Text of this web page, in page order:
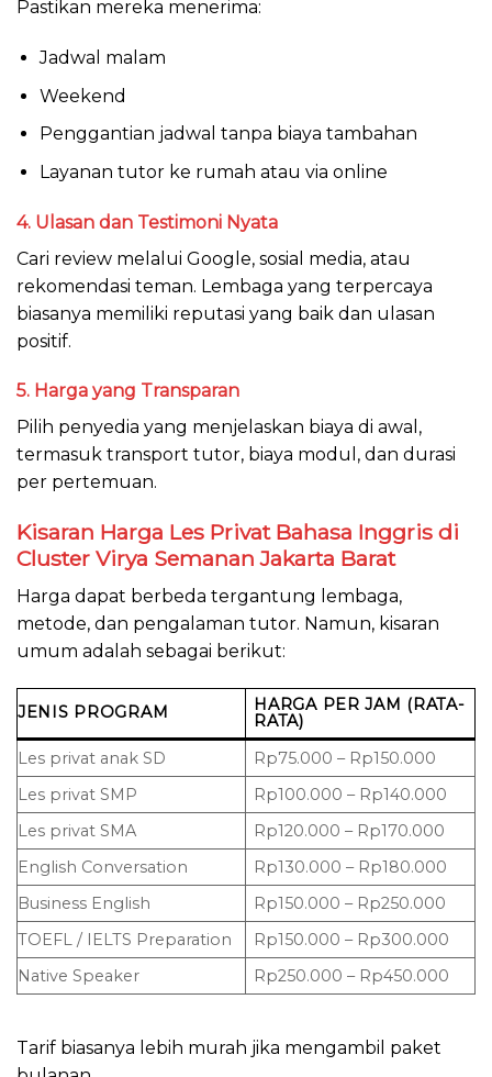
Pastikan mereka menerima:
Jadwal malam
Weekend
Penggantian jadwal tanpa biaya tambahan
Layanan tutor ke rumah atau via online
4. Ulasan dan Testimoni Nyata
Cari review melalui Google, sosial media, atau
rekomendasi teman. Lembaga yang terpercaya
biasanya memiliki reputasi yang baik dan ulasan
positif.
5. Harga yang Transparan
Pilih penyedia yang menjelaskan biaya di awal,
termasuk transport tutor, biaya modul, dan durasi
per pertemuan.
Kisaran Harga Les Privat Bahasa Inggris di
Cluster Virya Semanan Jakarta Barat
Harga dapat berbeda tergantung lembaga,
metode, dan pengalaman tutor. Namun, kisaran
umum adalah sebagai berikut:
JENIS PROGRAM
HARGA PER JAM (RATA-
RATA)
Les privat anak SD
Rp75.000 – Rp150.000
Les privat SMP
Rp100.000 – Rp140.000
Les privat SMA
Rp120.000 – Rp170.000
English Conversation
Rp130.000 – Rp180.000
Business English
Rp150.000 – Rp250.000
TOEFL / IELTS Preparation
Rp150.000 – Rp300.000
Native Speaker
Rp250.000 – Rp450.000
Tarif biasanya lebih murah jika mengambil paket